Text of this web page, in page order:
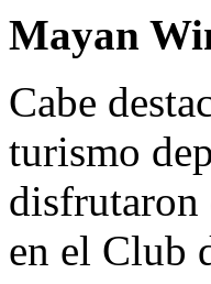
Mayan
Cabe
turismo
disfrutaron
en el Club